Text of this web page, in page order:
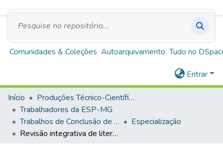
Repositório Institucional Escola de Saúde Pública
de Minas Gerais
Comunidades & Coleções Autoarquivamento Tudo no
Entrar
Início
Produções Técnico-Científicas
Trabalhadores da ESP-MG
Trabalhos de Conclusão de Curso
Especialização
Revisão integrativa de literatura sobre os cuidados paliativos na prática do cuidar em saúde